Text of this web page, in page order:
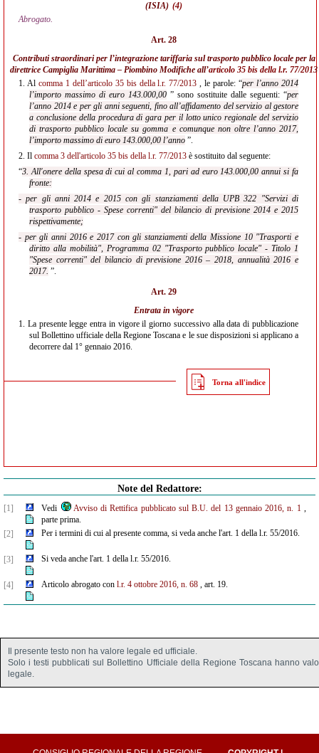
(ISIA) (4)
Abrogato.
Art. 28
Contributi straordinari per l’integrazione tariffaria sul trasporto pubblico locale per la
direttrice Campiglia Marittima – Piombino Modifiche all’articolo 35 bis della l.r. 77/2013
1. Al comma 1 dell’articolo 35 bis della l.r. 77/2013 , le parole: “per l’anno 2014
l’importo massimo di euro 143.000,00 ” sono sostituite dalle seguenti: “per
l’anno 2014 e per gli anni seguenti, fino all’affidamento del servizio al gestore
a conclusione della procedura di gara per il lotto unico regionale del servizio
di trasporto pubblico locale su gomma e comunque non oltre l’anno 2017,
l’importo massimo di euro 143.000,00 l’anno ”.
2. Il comma 3 dell'articolo 35 bis della l.r. 77/2013 è sostituito dal seguente:
“3. All'onere della spesa di cui al comma 1, pari ad euro 143.000,00 annui si fa
fronte:
- per gli anni 2014 e 2015 con gli stanziamenti della UPB 322 "Servizi di
trasporto pubblico - Spese correnti" del bilancio di previsione 2014 e 2015
rispettivamente;
- per gli anni 2016 e 2017 con gli stanziamenti della Missione 10 "Trasporti e
diritto alla mobilità", Programma 02 "Trasporto pubblico locale" - Titolo 1
"Spese correnti" del bilancio di previsione 2016 – 2018, annualità 2016 e
2017. ”.
Art. 29
Entrata in vigore
1. La presente legge entra in vigore il giorno successivo alla data di pubblicazione
sul Bollettino ufficiale della Regione Toscana e le sue disposizioni si applicano a
decorrere dal 1° gennaio 2016.
Torna all'indice
Note del Redattore:
[1] Vedi Avviso di Rettifica pubblicato sul B.U. del 13 gennaio 2016, n. 1,
parte prima.
[2]
Per i termini di cui al presente comma, si veda anche l'art. 1 della l.r. 55/2016.
[3] Si veda anche l'art. 1 della l.r. 55/2016.
[4] Articolo abrogato con l.r. 4 ottobre 2016, n. 68, art. 19.
Il presente testo non ha valore legale ed ufficiale.
Solo i testi pubblicati sul Bollettino Ufficiale della Regione Toscana hanno
legale.